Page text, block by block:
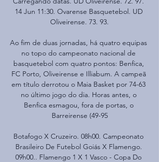
14 Jun 11:30. Ovarense Basquetebol. UD
Oliveirense. 73. 93.
Ao fim de duas jornadas, há quatro equipas
no topo do campeonato nacional de
basquetebol com quatro pontos: Benfica,
FC Porto, Oliveirense e Illiabum. A campeã
em título derrotou o Maia Basket por 74-63
no último jogo do dia. Horas antes, o
Benfica esmagou, fora de portas, o
Barreirense (49-95
Botafogo X Cruzeiro. 08h00. Campeonato
Brasileiro De Futebol Goiás X Flamengo.
09h00.. Flamengo 1 X 1 Vasco - Copa Do